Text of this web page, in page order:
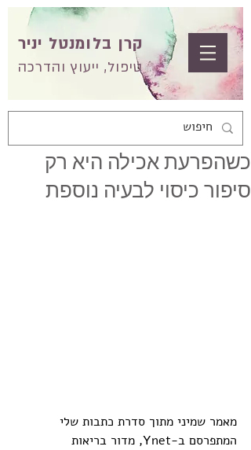
קרן בלומנטל יניר
טיפול, ייעוץ והדרכה
כשהפרעת אכילה היא רק
סיפור כיסוי לבעיה נוספת
מאמר שמיני מתוך סדרת כתבות שלי
המתפרסם ב-Ynet, מדור בריאות